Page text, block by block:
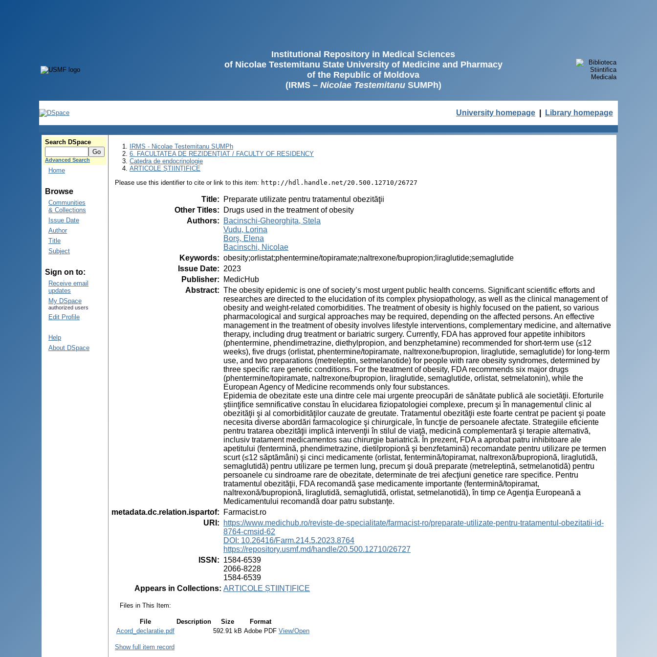
Institutional Repository in Medical Sciences
of Nicolae Testemitanu State University of Medicine and Pharmacy
of the Republic of Moldova
(IRMS – Nicolae TestemitanuSUMPh)
University homepage Library homepage
Search DSpace
Advanced Search
Home
Browse
Communities
& Collections
Issue Date
Author
Title
Subject
Sign on to:
Receive email
updates
My DSpace
authorized users
Edit Profile
Help
About DSpace
IRMS - Nicolae Testemitanu SUMPh
6. FACULTATEA DE REZIDENȚIAT / FACULTY OF RESIDENCY
Catedra de endocrinologie
ARTICOLE ȘTIINȚIFICE
Please use this identifier to cite or link to this item: http://hdl.handle.net/20.500.12710/26727
Title:
Preparate utilizate pentru tratamentul obezităţii
Other Titles:
Drugs used in the treatment of obesity
Authors:
Bacinschi-Gheorghița, Stela
Vudu, Lorina
Borş, Elena
Bacinschi, Nicolae
Keywords: obesity;orlistat;phentermine/topiramate;naltrexone/bupropion;liraglutide;semaglutide
Issue Date: 2023
Publisher:
MedicHub
Abstract: The obesity epidemic is one of society’s most urgent public health concerns. Significant scientific efforts and
researches are directed to the elucidation of its complex physiopathology, as well as the clinical management of
obesity and weight-related comorbidities. The treatment of obesity is highly focused on the patient, so various
pharmacological and surgical approaches may be required, depending on the affected persons. An effective
management in the treatment of obesity involves lifestyle interventions, complementary medicine, and alternative
therapy, including drug treatment or bariatric surgery. Currently, FDA has approved four appetite inhibitors
(phentermine, phendimetrazine, diethylpropion, and benzphetamine) recommended for short-term use (≤12
weeks), five drugs (orlistat, phentermine/topiramate, naltrexone/bupropion, liraglutide, semaglutide) for long-term
use, and two preparations (metreleptin, setmelanotide) for people with rare obesity syndromes, determined by
three specific rare genetic conditions. For the treatment of obesity, FDA recommends six major drugs
(phentermine/topiramate, naltrexone/bupropion, liraglutide, semaglutide, orlistat, setmelatonin), while the
European Agency of Medicine recommends only four substances.
Epidemia de obezitate este una dintre cele mai urgente preocupări de sănătate publică ale societăţii. Eforturile
ştiinţifice semnificative constau în elucidarea fiziopatologiei complexe, precum şi în managementul clinic al
obezităţii şi al comorbidităţilor cauzate de greutate. Tratamentul obezităţii este foarte centrat pe pacient şi poate
necesita diverse abordări farmacologice şi chirurgicale, în funcţie de persoanele afectate. Strategiile eficiente
pentru tratarea obezităţii implică intervenţii în stilul de viaţă, medicină complementară şi terapie alternativă,
inclusiv tratament medicamentos sau chirurgie bariatrică. În prezent, FDA a aprobat patru inhibitoare ale
apetitului (fentermină, phendimetrazine, dietilpropionă şi benzfetamină) recomandate pentru utilizare pe termen
scurt (≤12 săptămâni) şi cinci medicamente (orlistat, fentermină/topiramat, naltrexonă/bupropionă, liraglutidă,
semaglutidă) pentru utilizare pe termen lung, precum şi două preparate (metreleptină, setmelanotidă) pentru
persoanele cu sindroame rare de obezitate, determinate de trei afecţiuni genetice rare specifice. Pentru
tratamentul obezităţii, FDA recomandă şase medicamente importante (fentermină/topiramat,
naltrexonă/bupropionă, liraglutidă, semaglutidă, orlistat, setmelanotidă), în timp ce Agenţia Europeană a
Medicamentului recomandă doar patru substanţe.
metadata.dc.relation.ispartof:
Farmacist.ro
URI :
https://www.medichub.ro/reviste-de-specialitate/farmacist-ro/preparate-utilizate-pentru-tratamentul-obezitatii-id-
8764-cmsid-62
DOI: 10.26416/Farm.214.5.2023.8764
https://repository.usmf.md/handle/20.500.12710/26727
ISSN : 1584-6539
2066-8228
1584-6539
Appears in Collections: ARTICOLE ȘTIINȚIFICE
Files in This Item:
File Description Size
Format
Acord_declaratie.pdf
592.91 kB Adobe PDF View/Open
Show full item record